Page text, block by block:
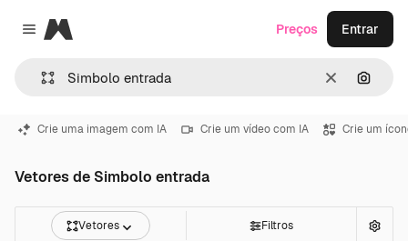
Close menu
Magnific
Limpar
Preços Entrar
Crie uma imagem com IA Crie um vídeo com IA Crie um
Vetores de Simbolo entrada
Vetores Filtros